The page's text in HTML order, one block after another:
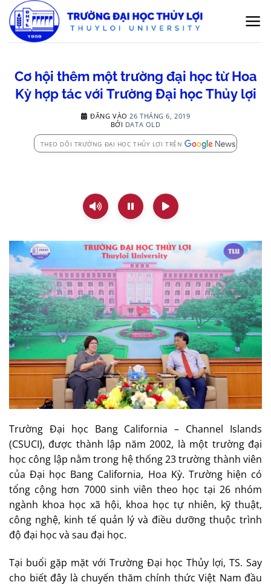
qua
nội
Cơ hội thêm một trường đại học từ Hoa
Kỳ hợp tác với Trường Đại học Thủy lợi
ĐĂNG VÀO 26 THÁNG 6, 2019
BỞI DATA OLD
THEO DÕI TRƯỜNG ĐẠI HỌC THỦY LỢI TRÊN
Trường Đại học Bang California – Channel Islands
(CSUCI), được thành lập năm 2002, là một trường đại
học công lập nằm trong hệ thống 23 trường thành viên
của Đại học Bang California, Hoa Kỳ. Trường hiện có
tổng cộng hơn 7000 sinh viên theo học tại 26 nhóm
ngành khoa học xã hội, khoa học tự nhiên, kỹ thuật,
công nghệ, kinh tế quản lý và điều dưỡng thuộc trình
độ đại học và sau đại học.
Tại buổi gặp mặt với Trường Đại học Thủy lợi, TS. Say
cho biết đây là chuyến thăm chính thức Việt Nam đầu